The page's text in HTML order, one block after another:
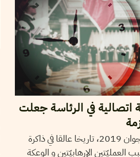
اتصالية في الرئاسة جعلت
, سيبقى يوم الجمعة 27 جوان 2019، تاريخا عالقا في ذاكرة
الإرهابيّتين و الوعكة